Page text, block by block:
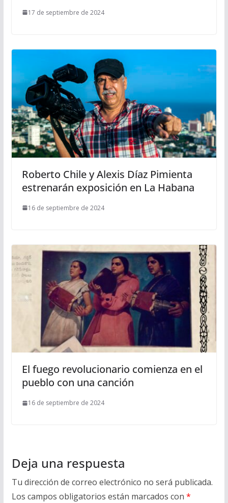
17 de septiembre de 2024
Roberto Chile y Alexis Díaz Pimienta
estrenarán exposición en La Habana
16 de septiembre de 2024
El fuego revolucionario comienza en el
pueblo con una canción
16 de septiembre de 2024
Deja una respuesta
Tu dirección de correo electrónico no será publicada.
Los campos obligatorios están marcados con *